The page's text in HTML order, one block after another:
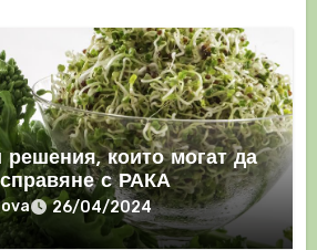
решения, които могат да
с РАКА
26/04/2024